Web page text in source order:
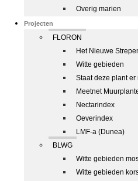
Overig marien
Projecten
FLORON
Het Nieuwe
Witte gebieden
Staat deze plant er
Meetnet
Nectarindex
Oeverindex
LMF-a (Dunea)
BLWG
Witte gebieden
Witte gebieden